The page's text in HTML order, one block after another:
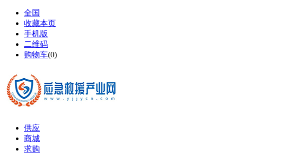
全国
收藏本页
手机版
二维码
购物车(0)
供应
商城
求购